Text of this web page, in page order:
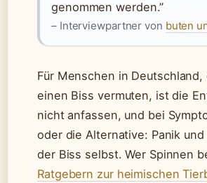
genommen werden.”
– Interviewpartner von buten
Für Menschen in
einen Biss vermuten, ist die
nicht anfassen, und bei
oder die Alternative: Panik
der Biss selbst. Wer Spinnen
Ratgebern zur heimischen